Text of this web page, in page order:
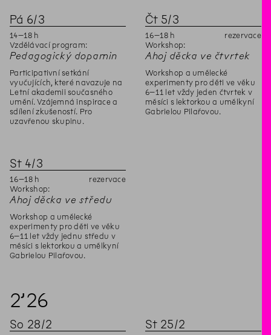
Pá 6/3
14–18 h
Vzdělávací program:
Pedagogický dopamin
Participativní setkání
vyučujících, které navazuje na
Letní akademii současného
umění. Vzájemná inspirace a
sdílení zkušeností. Pro
uzavřenou skupinu.
Čt 5/3
16–18 h
rezervace
Workshop:
Ahoj děcka ve čtvrtek
Workshop a umělecké
experimenty pro děti ve věku
6–11 let vždy jeden čtvrtek v
měsíci s lektorkou a umělkyní
Gabrielou Pilařovou.
St 4/3
16–18 h
rezervace
Workshop:
Ahoj děcka ve středu
Workshop a umělecké
experimenty pro děti ve věku
6–11 let vždy jednu středu v
měsíci s lektorkou a umělkyní
Gabrielou Pilařovou.
2’26
So 28/2 St 25/2